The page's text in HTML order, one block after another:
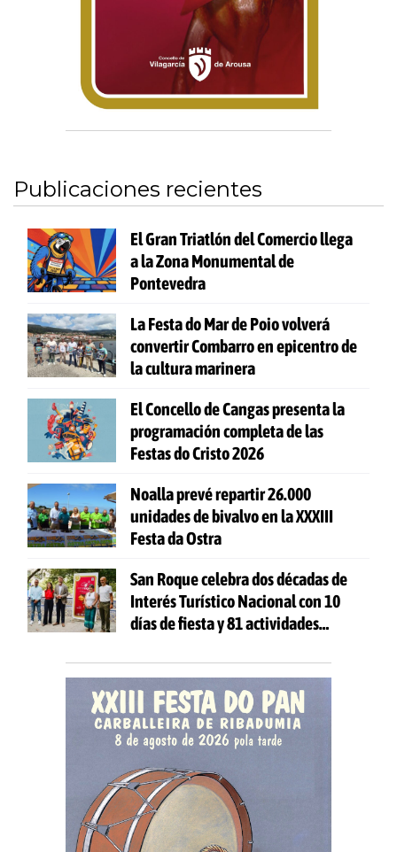
Publicaciones recientes
El Gran Triatlón del Comercio llega
a la Zona Monumental de
Pontevedra
La Festa do Mar de Poio volverá
convertir Combarro en epicentro de
la cultura marinera
El Concello de Cangas presenta la
programación completa de las
Festas do Cristo 2026
Noalla prevé repartir 26.000
unidades de bivalvo en la XXXIII
Festa da Ostra
San Roque celebra dos décadas de
Interés Turístico Nacional con 10
días de fiesta y 81 actividades